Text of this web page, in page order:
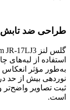
طراحی ضد تابش
استفاده از
به‌طور مؤثر انعکاس
نوردهی بیش از حد
ثبت تصاویر واضح‌تر
است.